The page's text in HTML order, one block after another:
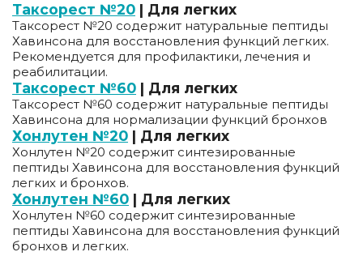
Таксорест №20 | Для легких
Таксорест №20 содержит натуральные пептиды
Хавинсона для восстановления функций легких.
Рекомендуется для профилактики, лечения и
реабилитации.
Таксорест №60 | Для легких
Таксорест №60 содержит натуральные пептиды
Хавинсона для нормализации функций бронхов
Хонлутен №20 | Для легких
Хонлутен №20 содержит синтезированные
пептиды Хавинсона для восстановления функций
легких и бронхов.
Хонлутен №60 | Для легких
Хонлутен №60 содержит синтезированные
пептиды Хавинсона для восстановления функций
бронхов и легких.